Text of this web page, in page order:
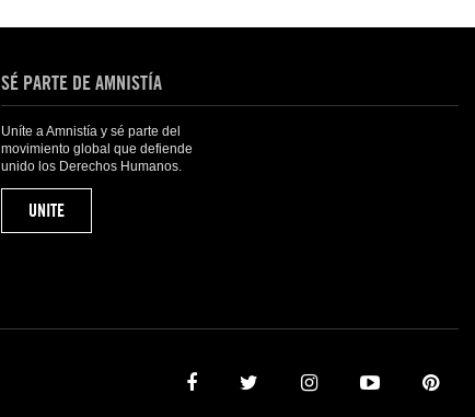
SÉ PARTE DE AMNISTÍA
Uníte a Amnistía y sé parte del
movimiento global que defiende
unido los Derechos Humanos.
UNITE